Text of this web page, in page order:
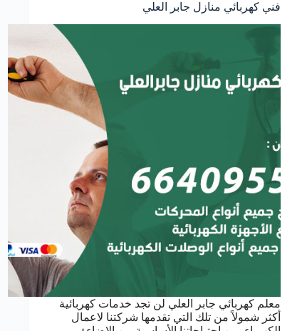
فني كهربائي منازل جابر العلي
معلم كهربائي جابر العلي لن تجد خدمات كهربائية
أكثر شمولاً من تلك التي تقدمها شركتنا لاعمال